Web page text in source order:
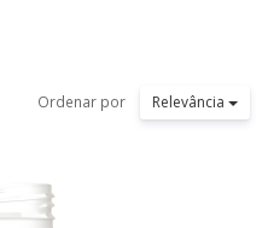
Ordenar por Relevância